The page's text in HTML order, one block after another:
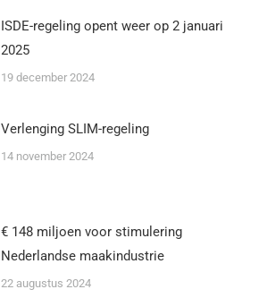
ISDE-regeling opent weer op 2 januari
2025
19 december 2024
Verlenging SLIM-regeling
14 november 2024
€ 148 miljoen voor stimulering
Nederlandse maakindustrie
22 augustus 2024